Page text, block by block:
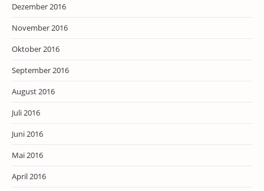
Dezember 2016
November 2016
Oktober 2016
September 2016
August 2016
Juli 2016
Juni 2016
Mai 2016
April 2016